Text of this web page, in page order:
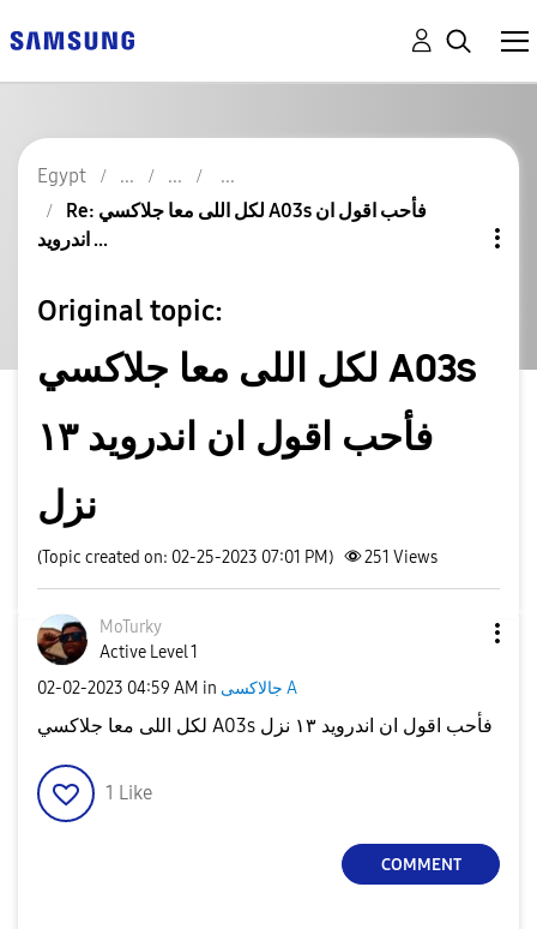
Egypt
Re: لكل اللى معا جلاكسي A03s فأحب اقول ان
اندرويد ...
Original topic:
لكل اللى معا جلاكسي A03s
فأحب اقول ان اندرويد ١٣
نزل
(Topic created on: 02-25-2023 07:01 PM) 251 Views
MoTurky
Active Level 1
‎02-02-2023 04:59 AM in جالاكسى A
لكل اللى معا جلاكسي A03s فأحب اقول ان اندرويد ١٣ نزل
1 Like
COMMENT